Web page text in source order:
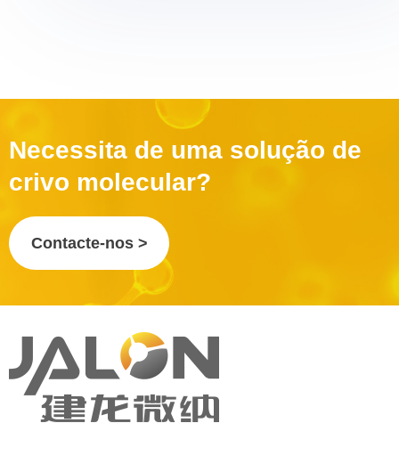
Necessita de uma solução de
crivo molecular?
Contacte-nos >